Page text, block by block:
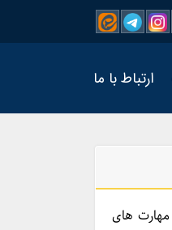
ارتباط با ما
های